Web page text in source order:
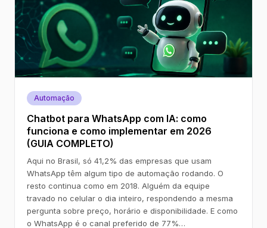
Automação
Chatbot para WhatsApp com IA: como
funciona e como implementar em 2026
(GUIA COMPLETO)
Aqui no Brasil, só 41,2% das empresas que usam
WhatsApp têm algum tipo de automação rodando. O
resto continua como em 2018. Alguém da equipe
travado no celular o dia inteiro, respondendo a mesma
pergunta sobre preço, horário e disponibilidade. E como
o WhatsApp é o canal preferido de 77%…